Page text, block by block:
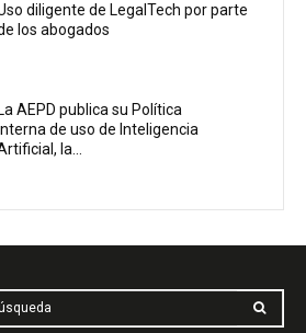
diligente de LegalTech por parte
los abogados
AEPD publica su Política
de uso de Inteligencia
la...